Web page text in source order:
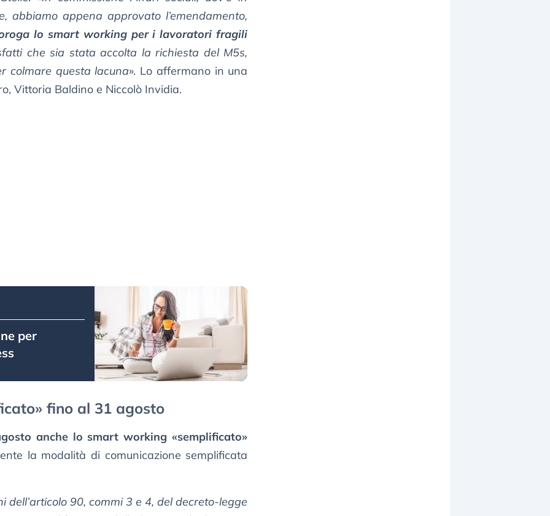
abbiamo appena approvato l’emendamento,
lo smart working per i lavoratori fragili
che sia stata accolta la richiesta del M5s,
colmare questa lacuna». Lo affermano in una
Vittoria Baldino e Niccolò Invidia.
per
fino al 31 agosto
anche lo smart working «semplificato»
la modalità di comunicazione semplificata
dell’articolo 90, commi 3 e 4, del decreto-legge